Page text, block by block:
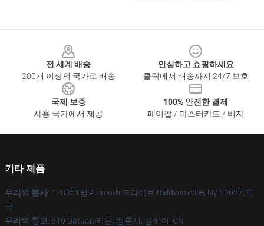
전 세계 배송
200개 이상의 국가로 배송
안심하고 쇼핑하세요
클릭에서 배송까지 24/7 보호
국제 보증
사용 국가에서 제공
100% 안전한 결제
페이팔 / 마스터카드 / 비자
기타 제품
우리의 본사: 128351명 Azimuth 드라이브 Baldwinsville, Ny 13027, 미
국
우리의 창고: 310 Datuan 타운, 창춘시, 상하이, CN